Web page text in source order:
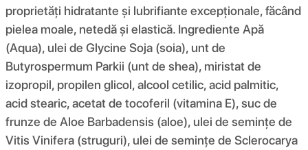
proprietăți hidratante și lubrifiante excepționale, făcând
pielea moale, netedă și elastică. Ingrediente Apă
(Aqua), ulei de Glycine Soja (soia), unt de
Butyrospermum Parkii (unt de shea), miristat de
izopropil, propilen glicol, alcool cetilic, acid palmitic,
acid stearic, acetat de tocoferil (vitamina E), suc de
frunze de Aloe Barbadensis (aloe), ulei de semințe de
Vitis Vinifera (struguri), ulei de semințe de Sclerocarya